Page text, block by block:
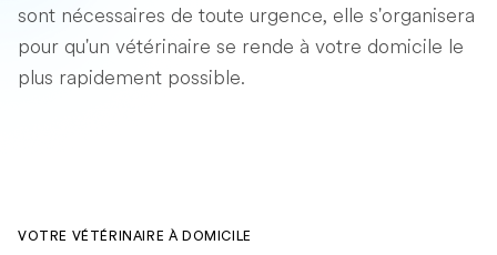
sont nécessaires de toute urgence, elle s'organisera
pour qu'un vétérinaire se rende à votre domicile le
plus rapidement possible.
VOTRE VÉTÉRINAIRE À DOMICILE